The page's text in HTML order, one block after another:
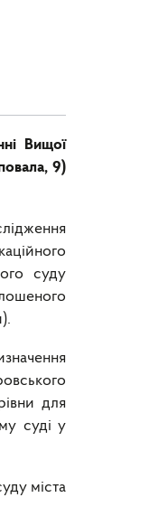
Вищої
9)
суду
для
суді у
міста